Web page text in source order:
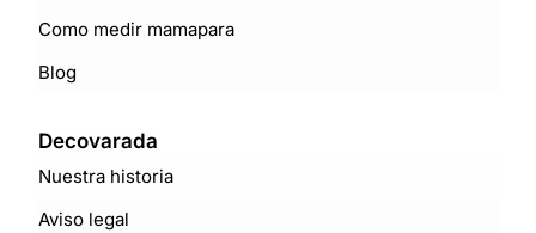
Como medir mamapara
Blog
Decovarada
Nuestra historia
Aviso legal